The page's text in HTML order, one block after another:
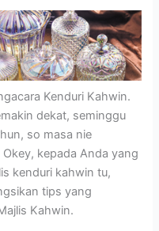
Kenduri Kahwin.
dekat, seminggu
so masa nie
kepada Anda yang
kenduri kahwin tu,
tips yang
Kahwin.